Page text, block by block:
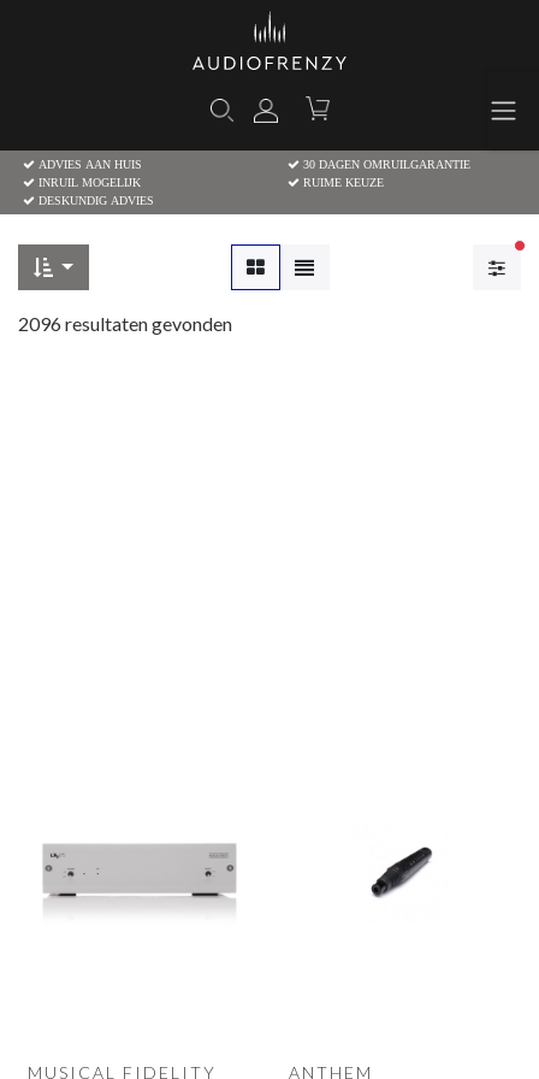
ADVIES AAN HUIS
30 DAGEN OMRUILGARANTIE
INRUIL MOGELIJK
RUIME KEUZE
DESKUNDIG ADVIES
2096resultaten gevonden
MUSICAL FIDELITY ANTHEM